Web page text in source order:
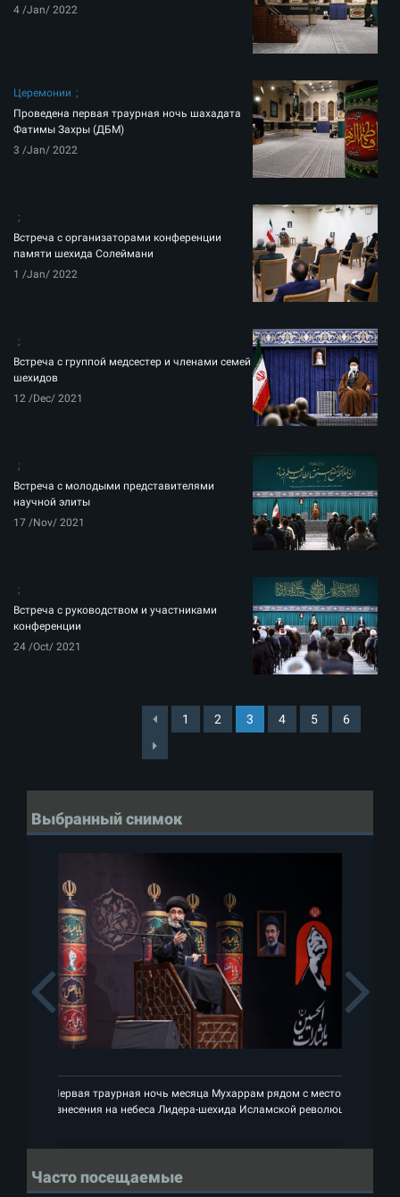
4 /Jan/ 2022
Церемонии
Проведена первая траурная ночь шахадата
Фатимы Захры (ДБМ)
3 /Jan/ 2022
Встреча с организаторами конференции
памяти шехида Солеймани
1 /Jan/ 2022
Встреча с группой медсестер и членами семей
шехидов
12 /Dec/ 2021
Встреча с молодыми представителями
научной элиты
17 /Nov/ 2021
Встреча с руководством и участниками
конференции
24 /Oct/ 2021
1 2 3 4 5 6
Выбранный снимок
Первая траурная ночь месяца Мухаррам рядом с местом
вознесения на небеса Лидера-шехида Исламской революции
Previous
Часто посещаемые